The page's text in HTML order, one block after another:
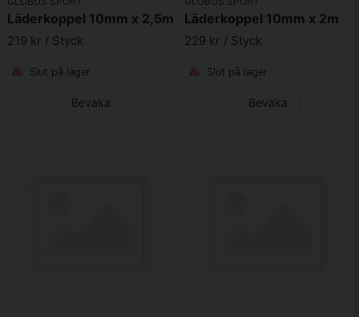
Skicka fråga
Läderkoppel 10mm x 2,5m
219 kr / Styck
Slut på lager
Bevaka
Läderkoppel 10mm x 2m
229 kr / Styck
Slut på lager
Bevaka